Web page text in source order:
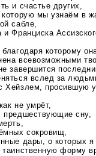
и счастье других,
которую мы узнаём в
сабле,
и Франциска
которому
всевозможными
завершится
вслед за
Хейзлем, просившую
не умрёт,
предшествующие сну,
сокровищ,
дары, о которых я
таинственную форму